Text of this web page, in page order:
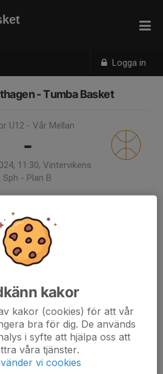
Logga in
- Tumba Basket
U12 - Vår Mellan
-
11:30, Vintervikens
Sph - Plan B
Samling 10:45
sig till aktiviteten. 8 personer var kallade.
Logga in här
upp. Vi spelar för att ha kul och lära.
- 6x5min
och inomhusskor.
är tillåtna. Örhängen tejpas. Inga
tröjor tillåts.
/Ledarna
kakor
kakor (cookies) för att vår
bra för dig. De används
i syfte att hjälpa oss att
våra tjänster.
vi cookies